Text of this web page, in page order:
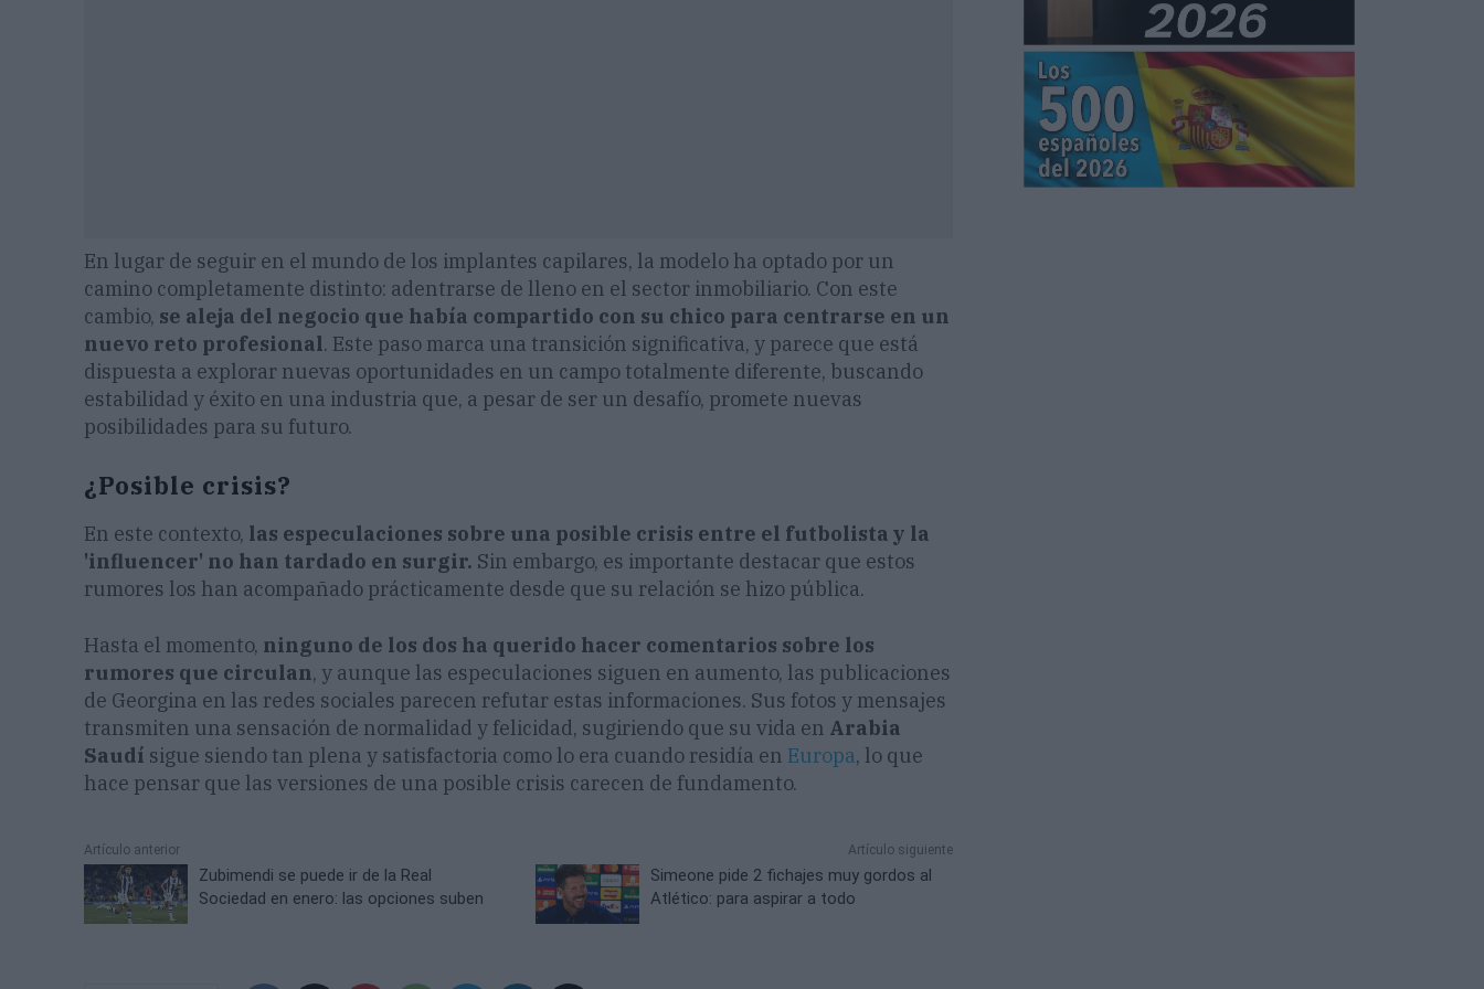
En lugar de seguir en el mundo de los implantes capilares, la modelo ha optado por un
camino completamente distinto: adentrarse de lleno en el sector inmobiliario. Con este
cambio, se aleja del negocio que había compartido con su chico para centrarse en un
nuevo reto profesional. Este paso marca una transición significativa, y parece que está
dispuesta a explorar nuevas oportunidades en un campo totalmente diferente, buscando
estabilidad y éxito en una industria que, a pesar de ser un desafío, promete nuevas
posibilidades para su futuro.
¿Posible crisis?
En este contexto, las especulaciones sobre una posible crisis entre el futbolista y la
'influencer' no han tardado en surgir. Sin embargo, es importante destacar que estos
rumores los han acompañado prácticamente desde que su relación se hizo pública.
Hasta el momento, ninguno de los dos ha querido hacer comentarios sobre los
rumores que circulan, y aunque las especulaciones siguen en aumento, las publicaciones
de Georgina en las redes sociales parecen refutar estas informaciones. Sus fotos y mensajes
transmiten una sensación de normalidad y felicidad, sugiriendo que su vida en Arabia
Saudí sigue siendo tan plena y satisfactoria como lo era cuando residía en Europa, lo que
hace pensar que las versiones de una posible crisis carecen de fundamento.
Artículo anterior
Zubimendi se puede ir de la Real
Sociedad en enero: las opciones suben
Artículo siguiente
Simeone pide 2 fichajes muy gordos al
Atlético: para aspirar a todo